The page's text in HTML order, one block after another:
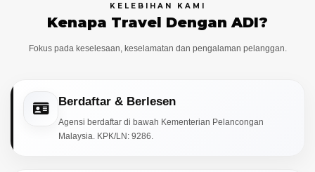
KELEBIHAN KAMI
Kenapa Travel Dengan ADI?
Fokus pada keselesaan, keselamatan dan pengalaman pelanggan.
Berdaftar & Berlesen
Agensi berdaftar di bawah Kementerian Pelancongan
Malaysia. KPK/LN: 9286.